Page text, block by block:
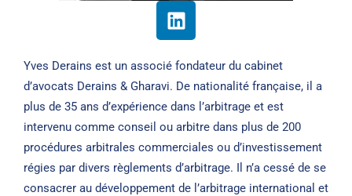
Yves Derains est un associé fondateur du cabinet
d’avocats Derains & Gharavi. De nationalité française, il a
plus de 35 ans d’expérience dans l’arbitrage et est
intervenu comme conseil ou arbitre dans plus de 200
procédures arbitrales commerciales ou d’investissement
régies par divers règlements d’arbitrage. Il n’a cessé de se
consacrer au développement de l’arbitrage international et